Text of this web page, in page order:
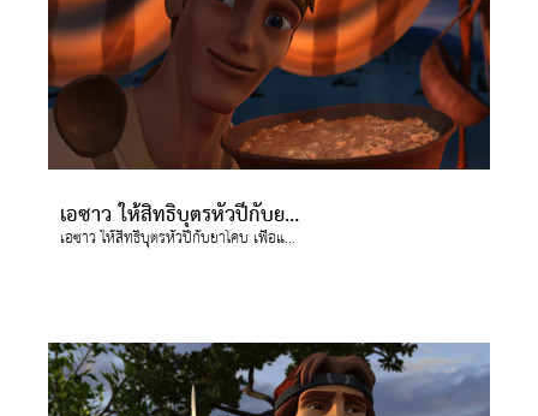
เอซาว ให้สิทธิบุตรหัวปีกับยาโคบ เพื่อแลกกับการที่จะได้กินสตูว์ถั่วต้ม เพราะเขาหิวมาก
เอซาว ให้สิทธิบุตรหัวปีกับยาโคบ เพื่อแลกกับการที่จะได้กินสตูว์ถั่วต้ม เพราะเขาหิวมาก